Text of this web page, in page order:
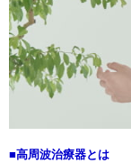
■高周波治療器とは